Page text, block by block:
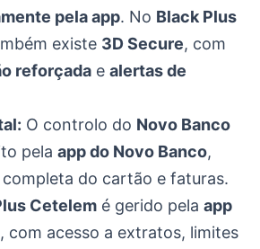
pela app. No Black Plus
existe 3D Secure, com
reforçada e alertas de
O controlo do Novo Banco
pela app do Novo Banco,
do cartão e faturas.
Cetelem é gerido pela app
, com acesso a extratos, limites